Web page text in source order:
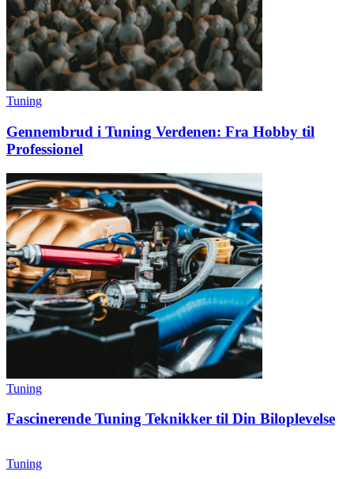
Tuning
Gennembrud i Tuning Verdenen: Fra Hobby til
Professionel
Tuning
Fascinerende Tuning Teknikker til Din Biloplevelse
Tuning